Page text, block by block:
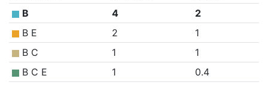
B
4
2
B E
2
1
B C
1
1
B C E
1
0.4